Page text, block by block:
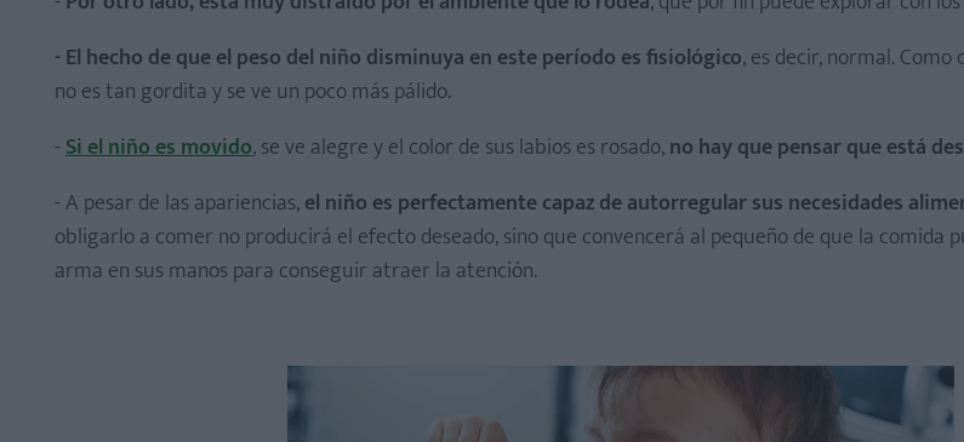
- El hecho de que el peso del niño disminuya en este período es fisiológico, es decir, normal. Como
no es tan gordita y se ve un poco más pálido.
-Si el niño es movido, se ve alegre y el color de sus labios es rosado,no hay que pensar que está
- A pesar de las apariencias,el niño es perfectamente capaz de autorregular sus necesidades
obligarlo a comer no producirá el efecto deseado, sino que convencerá al pequeño de que la comida
arma en sus manos para conseguir atraer la atención.​